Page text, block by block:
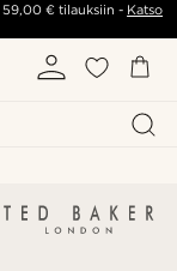
59,00 €tilauksiin - Katso